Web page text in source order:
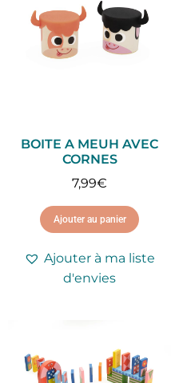
BOITE A MEUH AVEC
CORNES
7,99€
Ajouter au panier
Ajouter à ma liste
d'envies